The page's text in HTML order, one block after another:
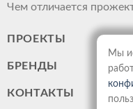
Чем отличается
ПРОЕКТЫ
БРЕНДЫ
КОНТАКТЫ
Мы